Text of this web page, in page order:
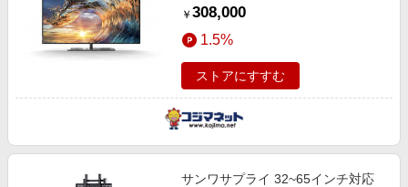
￥ 308,000
1.5%
ストアにすすむ
サンワサプライ 32~65インチ対応